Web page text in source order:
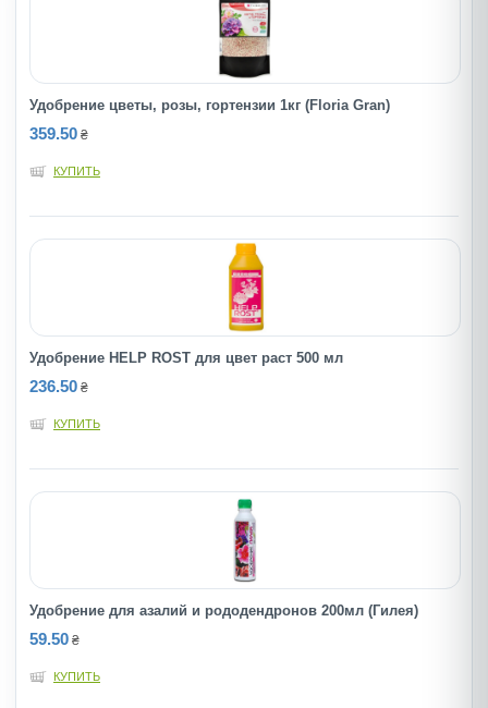
Удобрение цветы, розы, гортензии 1кг (Floria Gran)
359.50 ₴
КУПИТЬ
Удобрение HELP ROST для цвет раст 500 мл
236.50 ₴
КУПИТЬ
Удобрение для азалий и рододендронов 200мл (Гилея)
59.50 ₴
КУПИТЬ